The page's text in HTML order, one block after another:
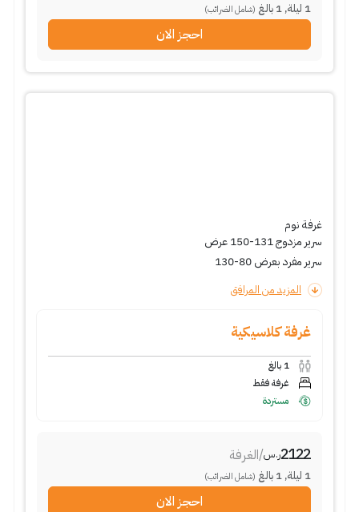
1 ليلة,
1 بالغ (شامل الضرائب)
احجز الان
غرفة نوم
سرير مزدوج 131-150 عرض
سرير مفرد بعرض 80-130
المزيد من المرافق
غرفة كلاسيكية
1 بالغ
غرفة فقط
مستردة
2122ر.س/الغرفة
1 ليلة,
1 بالغ (شامل الضرائب)
احجز الان